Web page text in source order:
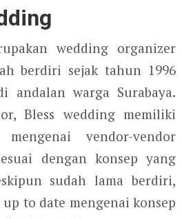
wedding organizer
berdiri sejak tahun 1996
andalan warga Surabaya.
Bless wedding memiliki
vendor-vendor
dengan konsep yang
sudah lama berdiri,
to date mengenai konsep